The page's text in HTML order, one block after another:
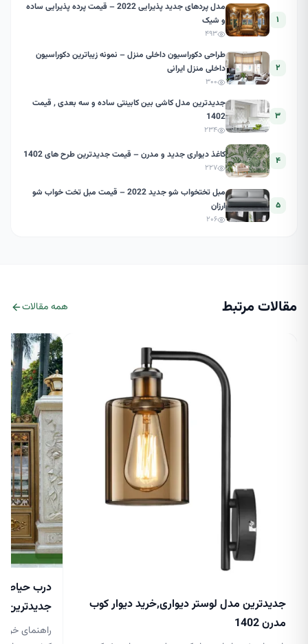
۱
مدل پردهای جدید پذیرایی 2022 – قیمت پرده پذیرایی ساده
و شیک
۴۹۳
۲
طراحی دکوراسیون داخلی منزل – نمونه زیباترین دکوراسیون
داخلی منزل ایرانی
۳۰۰
۳
جدیدترین مدل کاشی بین کابینتی ساده و سه بعدی , قیمت
1402
۲۳۴
۴ کاغذ دیواری جدید و مدرن – قیمت جدیدترین طرح های 1402
۲۲۷
۵
مبل تختخواب شو جدید 2022 – قیمت مبل تخت خواب شو
ارزان
۲۰۶
مقالات مرتبط همه مقالات
جدیدترین مدل لوستر دیواری,خرید دیوار کوب
مدرن 1402
درب حیاط
جدیدترین
راهنمای